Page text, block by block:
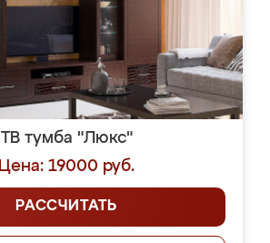
ТВ тумба "Люкс"
Цена: 19000 руб.
РАССЧИТАТЬ